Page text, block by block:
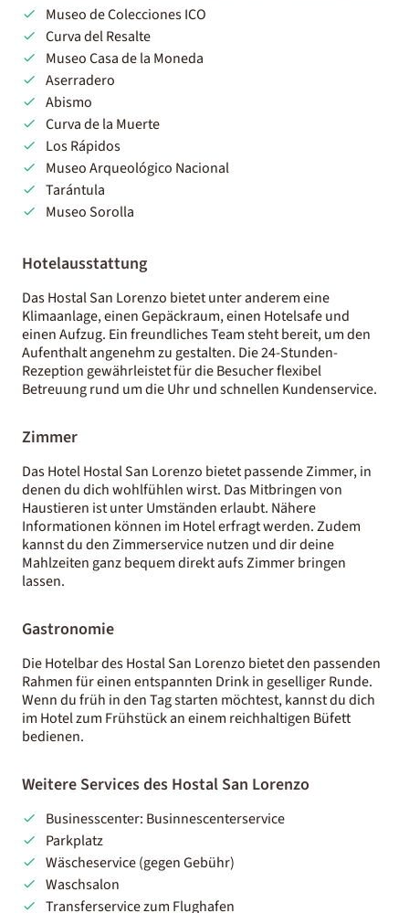
Museo de Colecciones ICO
Curva del Resalte
Museo Casa de la Moneda
Aserradero
Abismo
Curva de la Muerte
Los Rápidos
Museo Arqueológico Nacional
Tarántula
Museo Sorolla
Hotelausstattung
Das Hostal San Lorenzo bietet unter anderem eine
Klimaanlage, einen Gepäckraum, einen Hotelsafe und
einen Aufzug. Ein freundliches Team steht bereit, um den
Aufenthalt angenehm zu gestalten. Die 24-Stunden-
Rezeption gewährleistet für die Besucher flexibel
Betreuung rund um die Uhr und schnellen Kundenservice.
Zimmer
Das Hotel Hostal San Lorenzo bietet passende Zimmer, in
denen du dich wohlfühlen wirst. Das Mitbringen von
Haustieren ist unter Umständen erlaubt. Nähere
Informationen können im Hotel erfragt werden. Zudem
kannst du den Zimmerservice nutzen und dir deine
Mahlzeiten ganz bequem direkt aufs Zimmer bringen
lassen.
Gastronomie
Die Hotelbar des Hostal San Lorenzo bietet den passenden
Rahmen für einen entspannten Drink in geselliger Runde.
Wenn du früh in den Tag starten möchtest, kannst du dich
im Hotel zum Frühstück an einem reichhaltigen Büfett
bedienen.
Weitere Services des Hostal San Lorenzo
Businesscenter: Businnescenterservice
Parkplatz
Wäscheservice (gegen Gebühr)
Waschsalon
Transferservice zum Flughafen